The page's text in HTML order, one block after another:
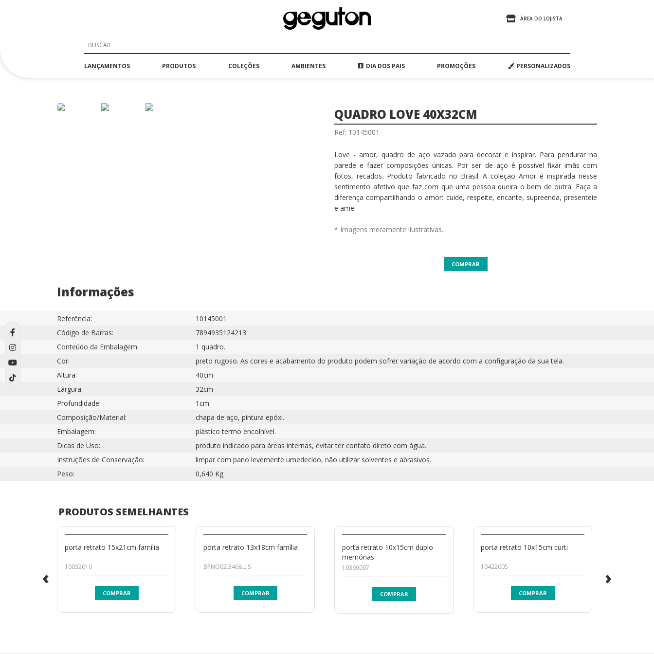
ÁREA DO LOJISTA
LANÇAMENTOS PRODUTOS COLEÇÕES AMBIENTES DIA DOS PAIS PROMOÇÕES PERSONALIZADOS
QUADRO LOVE 40X32CM
Ref: 10145001
Love - amor, quadro de aço vazado para decorar e inspirar. Para pendurar na
parede e fazer composições únicas. Por ser de aço é possível fixar imãs com
fotos, recados. Produto fabricado no Brasil. A coleção Amor é inspirada nesse
sentimento afetivo que faz com que uma pessoa queira o bem de outra. Faça a
diferença compartilhando o amor: cuide, respeite, encante, supreenda, presenteie
e ame.
* Imagens meramente ilustrativas.
COMPRAR
Informações
Referência:
10145001
Código de Barras:
7894935124213
Conteúdo da Embalagem:
1 quadro.
Cor:
preto rugoso. As cores e acabamento do produto podem sofrer variação de acordo com a configuração da sua tela.
Altura:
40cm
Largura:
32cm
Profundidade:
1cm
Composição/Material:
chapa de aço, pintura epóxi.
Embalagem:
plástico termo encolhível.
Dicas de Uso:
produto indicado para áreas internas, evitar ter contato direto com água.
Instruções de Conservação:
limpar com pano levemente umedecido, não utilizar solventes e abrasivos.
Peso:
0,640 Kg
PRODUTOS SEMELHANTES
porta retrato 15x21cm família
10032010
COMPRAR
porta retrato 13x18cm família
BPNO02.3468.LIS
COMPRAR
porta retrato 10x15cm duplo
memórias
10369007
COMPRAR
porta retrato 10x15cm curti
10422005
COMPRAR
‹ ›